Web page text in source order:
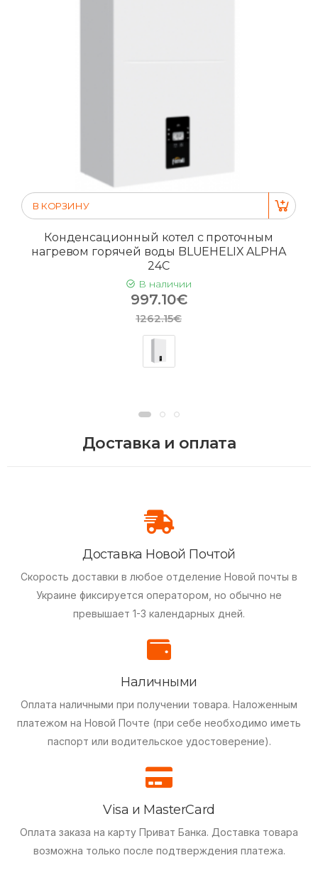
В КОРЗИНУ
Конденсационный котел с проточным
нагревом горячей воды BLUEHELIX ALPHA
24C
В наличии
997.10€
1262.15€
Доставка и оплата
Доставка Новой Почтой
Скорость доставки в любое отделение Новой почты в
Украине фиксируется оператором, но обычно не
превышает 1-3 календарных дней.
Наличными
Оплата наличными при получении товара. Наложенным
платежом на Новой Почте (при себе необходимо иметь
паспорт или водительское удостоверение).
Visa и MasterCard
Оплата заказа на карту Приват Банка. Доставка товара
возможна только после подтверждения платежа.